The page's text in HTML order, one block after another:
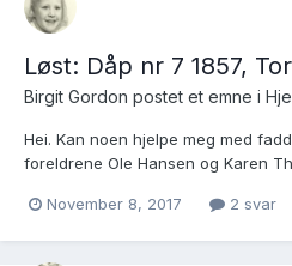
Løst: Dåp nr 7 1857,
Birgit Gordon postet et emne i
Hei. Kan noen hjelpe meg med
foreldrene Ole Hansen og Karen
https://media.digitalarkivet.no/
November 8, 2017 2 svar